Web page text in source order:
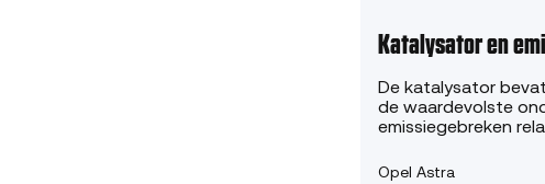
Katalysator en
De katalysator
de waardevolste
emissiegebreken
Opel Astra